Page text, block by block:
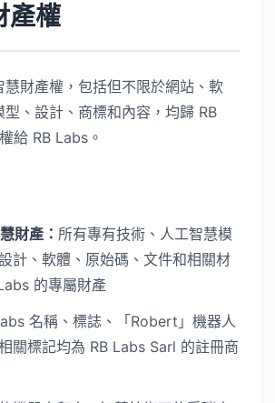
產權
慧財產權，包括但不限於網站、軟
、設計、商標和內容，均歸 RB
給 RB Labs。
財產： 所有專有技術、人工智慧模
計、軟體、原始碼、文件和相關材
的專屬財產
名稱、標誌、「Robert」機器人
關標記均為 RB Labs Sarl 的註冊商